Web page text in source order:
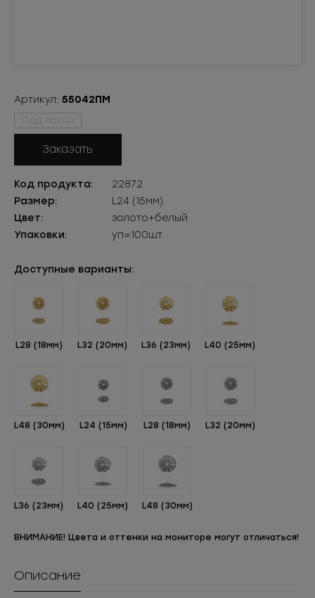
Артикул: 55042ПМ
Под заказ
Заказать
Код продукта:
22872
Размер:
L24 (15мм)
Цвет:
золото+белый
Упаковки:
уп=100шт
Доступные варианты:
L28 (18мм) L32 (20мм) L36 (23мм) L40 (25мм)
L48 (30мм) L24 (15мм) L28 (18мм) L32 (20мм)
L36 (23мм) L40 (25мм) L48 (30мм)
ВНИМАНИЕ! Цвета и оттенки на мониторе могут отличаться!
Описание